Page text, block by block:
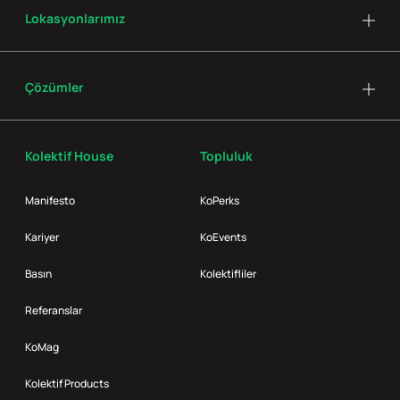
Kolektif House
Manifesto
Kariyer
Basın
Referanslar
KoMag
Kolektif Products
Topluluk
KoPerks
KoEvents
Kolektifliler
Lokasyonlarımız
Çözümler